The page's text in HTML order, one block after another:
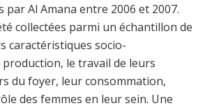
par Al Amana entre 2006 et 2007.
collectées parmi un échantillon de
caractéristiques socio-
le travail de leurs
du foyer, leur consommation,
des femmes en leur sein. Une